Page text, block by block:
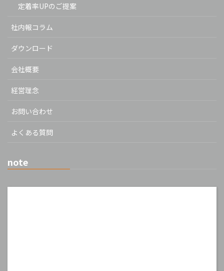
定着率UPのご提案
社内報コラム
ダウンロード
会社概要
経営理念
お問い合わせ
よくある質問
note